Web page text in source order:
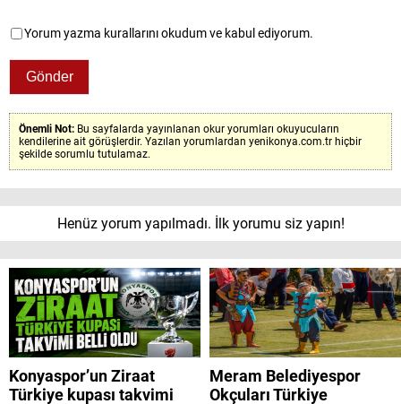
Yorum yazma kurallarını okudum ve kabul ediyorum.
Önemli Not: Bu sayfalarda yayınlanan okur yorumları okuyucuların
kendilerine ait görüşlerdir. Yazılan yorumlardan yenikonya.com.tr hiçbir
şekilde sorumlu tutulamaz.
Henüz yorum yapılmadı. İlk yorumu siz yapın!
Konyaspor’un Ziraat
Türkiye kupası takvimi
Meram Belediyespor
Okçuları Türkiye